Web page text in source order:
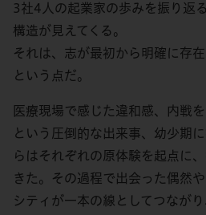
3社4人の起業家の歩みを振り返
構造が見えてくる。
それは、志が最初から明確に存
という点だ。
医療現場で感じた違和感、内戦
という圧倒的な出来事、幼少期
らはそれぞれの原体験を起点に
きた。その過程で出会った偶然
シティが一本の線としてつなが